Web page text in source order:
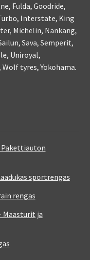
Fulda, Goodride,
Interstate, King
Michelin, Nankang,
Sava, Semperit,
Uniroyal,
tyres, Yokohama.
Pakettiauton
sportrengas
rengas
Maasturit ja